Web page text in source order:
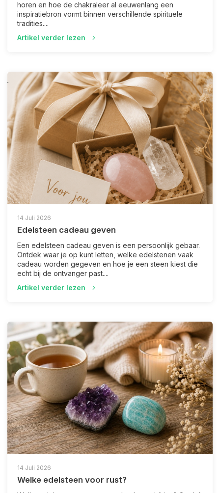
horen en hoe de chakraleer al eeuwenlang een
inspiratiebron vormt binnen verschillende spirituele
tradities....
Artikel verder lezen
14 Juli 2026
Edelsteen cadeau geven
Een edelsteen cadeau geven is een persoonlijk gebaar.
Ontdek waar je op kunt letten, welke edelstenen vaak
cadeau worden gegeven en hoe je een steen kiest die
echt bij de ontvanger past....
Artikel verder lezen
14 Juli 2026
Welke edelsteen voor rust?